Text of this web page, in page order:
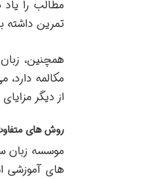
مطالب را
تمرین داشته
همچنین،
مکالمه
از دیگر
روش های
موسسه زبان
های آموزشی